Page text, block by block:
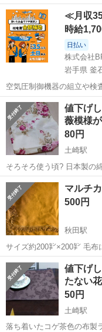
在洗濯・乾燥中につき、お渡し
3Nで 直接取引出来る方
秋田 秋田市 秋田駅
≪月収
時給
日払い
株式会社
岩手県 釜
空気圧制御機器の組立や
務！嬉しい寮費無料！ワン
内に無料駐車場あり★！《岩手県釜石市》
圧制御機器（シリンダ、バ
岩手 釜石市 釜石駅
値下げ
薇模様
80円
土崎駅
そろそろ使う頃? 日本製の
ト付き🔆 使わない季節に
るので、清潔に使えます。 花の北海道の「バラの園」をイメージし
た、クリーム色に赤い...
秋田 秋田市
マルチ
500円
秋田駅
サイズ約200㌢×200㌢ 毛布に挟まれていました。 ブランケット？ひざ
掛け？こたつカバー？ 暖かそうです。 現状渡し
になります,
秋田 秋田市 秋田駅
値下げ
たない
50円
土崎駅
落ち着いたコゲ茶色の布製